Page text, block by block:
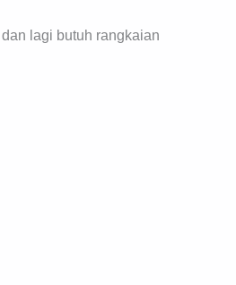
lagi butuh rangkaian